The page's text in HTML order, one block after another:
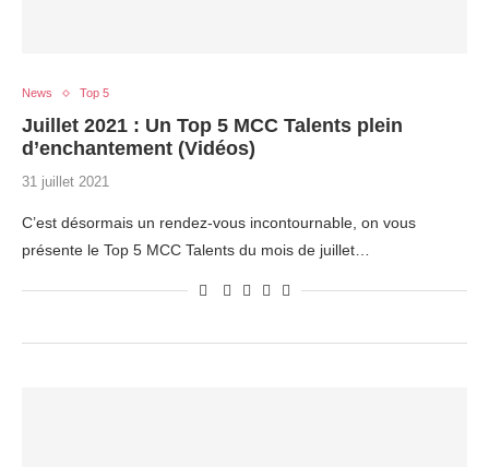
News Top 5
Juillet 2021 : Un Top 5 MCC Talents plein
d’enchantement (Vidéos)
31 juillet 2021
C’est désormais un rendez-vous incontournable, on vous
présente le Top 5 MCC Talents du mois de juillet…